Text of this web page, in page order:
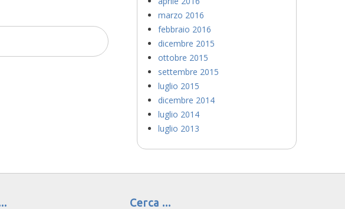
marzo 2016
febbraio 2016
dicembre 2015
ottobre 2015
settembre 2015
luglio 2015
dicembre 2014
luglio 2014
luglio 2013
Cerca